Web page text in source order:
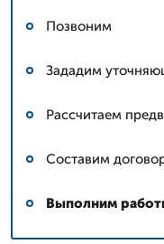
Позвоним
Зададим
Рассчитаем
Составим
Выполним